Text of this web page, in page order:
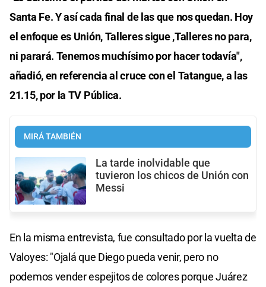
Santa Fe. Y así cada final de las que nos quedan. Hoy
el enfoque es Unión, Talleres sigue ,Talleres no para,
ni parará. Tenemos muchísimo por hacer todavía",
añadió, en referencia al cruce con el Tatangue, a las
21.15, por la TV Pública.
MIRÁ TAMBIÉN
La tarde inolvidable que
tuvieron los chicos de Unión con
Messi
En la misma entrevista, fue consultado por la vuelta de
Valoyes: "Ojalá que Diego pueda venir, pero no
podemos vender espejitos de colores porque Juárez